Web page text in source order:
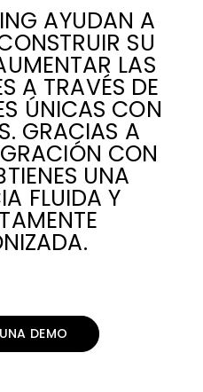
AYUDAN A
SU
LAS
A TRAVÉS DE
ÚNICAS CON
GRACIAS A
CON
UNA
FLUIDA Y
DEMO